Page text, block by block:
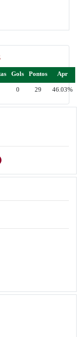
Gols Pontos Apr
0 29 46.03%